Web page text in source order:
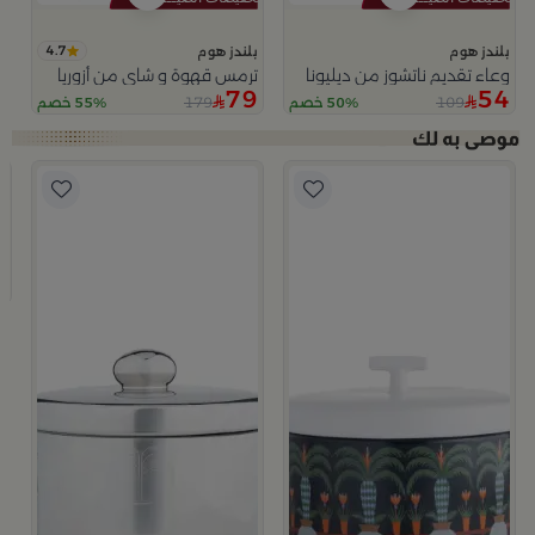
بلندز هوم
وعاء تقديم ناتشوز من ديليونا
54
109 50% خصم
بلندز هوم 4.7
ترمس قهوة و شاي من أزوريا
79
179 55% خصم